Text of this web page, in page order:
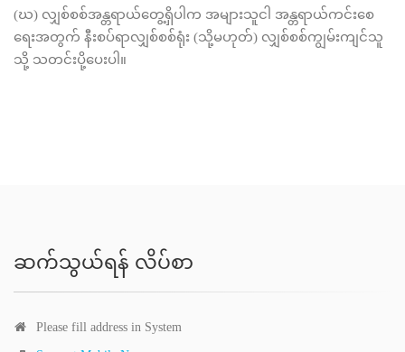
(ဃ) လျှစ်စစ်အန္တရာယ်တွေ့ရှိပါက အများသူငါ အန္တရာယ်ကင်းစေ
ရေးအတွက် နီးစပ်ရာလျှစ်စစ်ရုံး (သို့မဟုတ်) လျှစ်စစ်ကျွမ်းကျင်သူ
သို့ သတင်းပို့ပေးပါ။
ဆက်သွယ်ရန် လိပ်စာ
Please fill address in System